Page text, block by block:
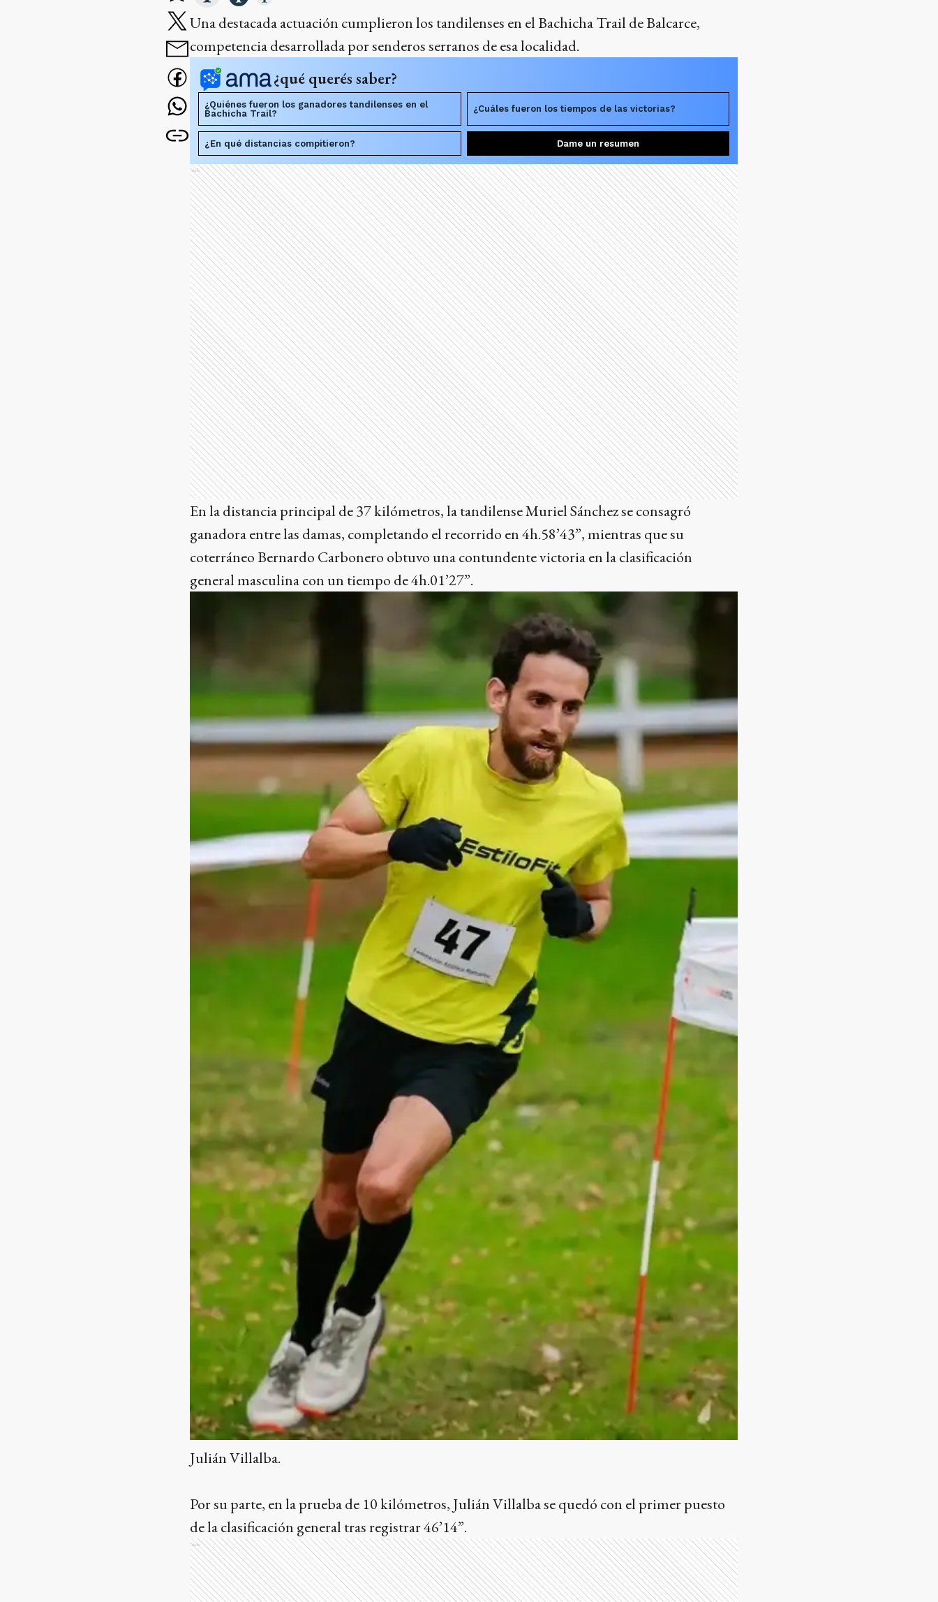
Una destacada actuación cumplieron los tandilenses en el Bachicha Trail de Balcarce,
competencia desarrollada por senderos serranos de esa localidad.
¿qué querés saber?
¿Quiénes fueron los ganadores tandilenses en el
Bachicha Trail?
¿Cuáles fueron los tiempos de las victorias?
¿En qué distancias compitieron? Dame un resumen
Ads
En la distancia principal de 37 kilómetros, la tandilense Muriel Sánchez se consagró
ganadora entre las damas, completando el recorrido en 4h.58’43”, mientras que su
coterráneo Bernardo Carbonero obtuvo una contundente victoria en la clasificación
general masculina con un tiempo de 4h.01’27”.
Julián Villalba.
Por su parte, en la prueba de 10 kilómetros, Julián Villalba se quedó con el primer puesto
de la clasificación general tras registrar 46’14”.
Ads